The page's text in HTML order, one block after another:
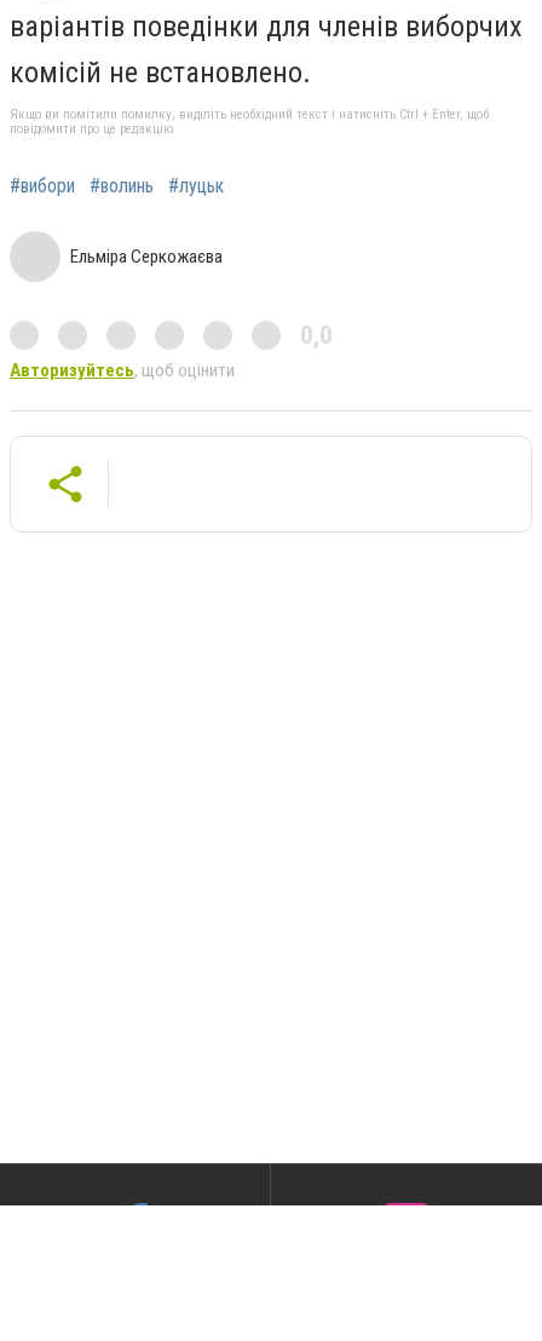
варіантів поведінки для членів виборчих
комісій не встановлено.
Якщо ви помітили помилку, виділіть необхідний текст і натисніть Ctrl + Enter, щоб
повідомити про це редакцію
#вибори #волинь #луцьк
Ельміра Серкожаєва
0,0
Авторизуйтесь, щоб оцінити